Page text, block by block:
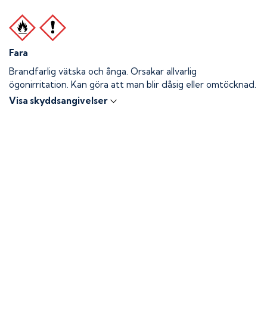
Fara
Brandfarlig vätska och ånga. Orsakar allvarlig
ögonirritation. Kan göra att man blir dåsig eller omtöcknad.
Visa skyddsangivelser